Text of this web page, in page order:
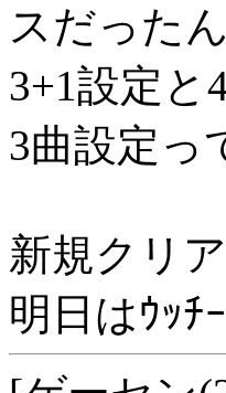
スだった
3+1設定
3曲設定っ
新規クリ
明日はｳｯﾁ